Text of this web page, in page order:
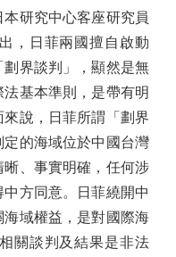
研究中心客座研究員
，日菲兩國擅自啟動
劃界談判」，顯然是無
基本準則，是帶有明
說，日菲所謂「劃界
的海域位於中國台灣
、事實明確，任何涉
方同意。日菲繞開中
域權益，是對國際海
關談判及結果是非法